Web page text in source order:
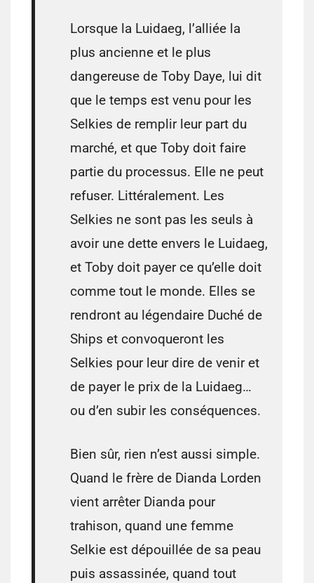
Lorsque la Luidaeg, l’alliée la
plus ancienne et le plus
dangereuse de Toby Daye, lui dit
que le temps est venu pour les
Selkies de remplir leur part du
marché, et que Toby doit faire
partie du processus. Elle ne peut
refuser. Littéralement. Les
Selkies ne sont pas les seuls à
avoir une dette envers le Luidaeg,
et Toby doit payer ce qu’elle doit
comme tout le monde. Elles se
rendront au légendaire Duché de
Ships et convoqueront les
Selkies pour leur dire de venir et
de payer le prix de la Luidaeg…
ou d’en subir les conséquences.
Bien sûr, rien n’est aussi simple.
Quand le frère de Dianda Lorden
vient arrêter Dianda pour
trahison, quand une femme
Selkie est dépouillée de sa peau
puis assassinée, quand tout